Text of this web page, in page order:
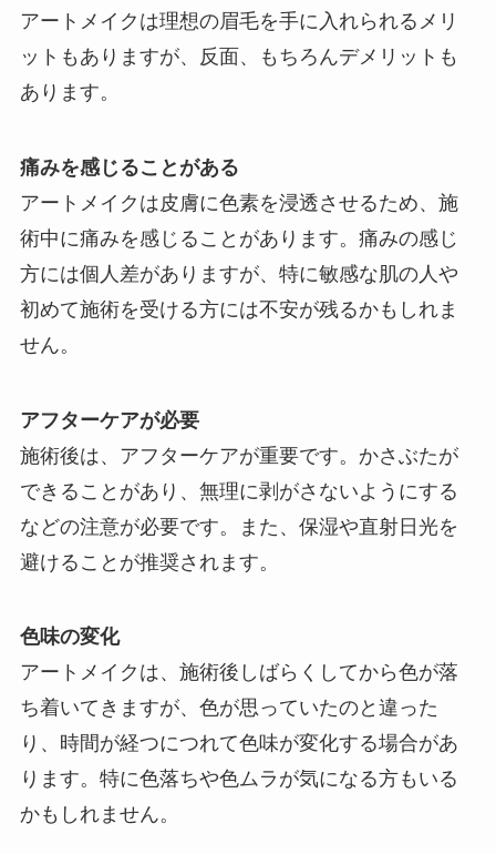
アートメイクは理想の眉毛を手に入れられるメリ
ットもありますが、反面、もちろんデメリットも
あります。
痛みを感じることがある
アートメイクは皮膚に色素を浸透させるため、施
術中に痛みを感じることがあります。痛みの感じ
方には個人差がありますが、特に敏感な肌の人や
初めて施術を受ける方には不安が残るかもしれま
せん。
アフターケアが必要
施術後は、アフターケアが重要です。かさぶたが
できることがあり、無理に剥がさないようにする
などの注意が必要です。また、保湿や直射日光を
避けることが推奨されます。
色味の変化
アートメイクは、施術後しばらくしてから色が落
ち着いてきますが、色が思っていたのと違った
り、時間が経つにつれて色味が変化する場合があ
ります。特に色落ちや色ムラが気になる方もいる
かもしれません。